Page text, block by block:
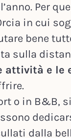
Per
in cui
bene
sulla
e le
o in B&B,
dalla